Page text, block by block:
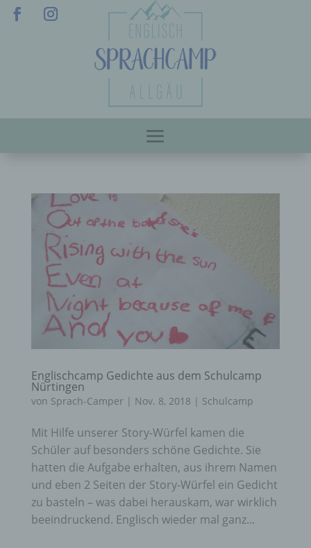
Englischcamp Gedichte aus dem Schulcamp
Nürtingen
von Sprach-Camper | Nov. 8, 2018 | Schulcamp
Mit Hilfe unserer Story-Würfel kamen die
Schüler auf besonders schöne Gedichte. Sie
hatten die Aufgabe erhalten, aus ihrem Namen
und eben 2 Seiten der Story-Würfel ein Gedicht
zu basteln – was dabei herauskam, war wirklich
beeindruckend. Englisch wieder mal ganz...